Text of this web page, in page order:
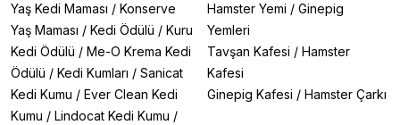
Yaş Kedi Maması / Konserve
Yaş Maması / Kedi Ödülü / Kuru
Kedi Ödülü / Me-O Krema Kedi
Ödülü / Kedi Kumları / Sanicat
Kedi Kumu / Ever Clean Kedi
Kumu / Lindocat Kedi Kumu /
Hamster Yemi / Ginepig
Yemleri
Tavşan Kafesi / Hamster
Kafesi
Ginepig Kafesi / Hamster Çarkı